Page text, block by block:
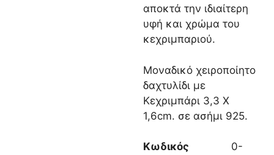
αποκτά την ιδιαίτερη
υφή και χρώμα του
κεχριμπαριού.
Μοναδικό χειροποίητο
δαχτυλίδι με
Κεχριμπάρι 3,3 Χ
1,6cm. σε ασήμι 925.
Κωδικός
0-